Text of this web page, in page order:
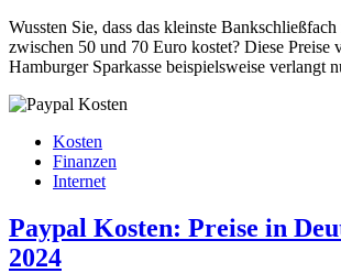
Wussten Sie, dass das kleinste
zwischen 50 und 70 Euro kostet? Diese Preise
Hamburger Sparkasse beispielsweise verlangt
Kosten
Finanzen
Internet
Paypal Kosten: Preise in
2024